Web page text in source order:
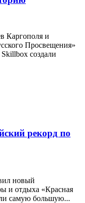
Каргополя и
Просвещения»
создали
рекорд по
новый
и отдыха «Красная
самую большую...